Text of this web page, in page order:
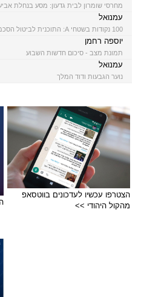
מחרסי שומרון לבית גדעון: מסע בנחלת
עמנואל
100 נקודות בשטחי A: התוכנית לביטול הסכמי אוסלו
יוספה רחמן
תמונת מצב - סיכום חדשות השבוע
עמנואל
נוער הגבעות ודוד המלך
הצטרפו עכשיו לעדכונים בווטסאפ
מהקול היהודי >>